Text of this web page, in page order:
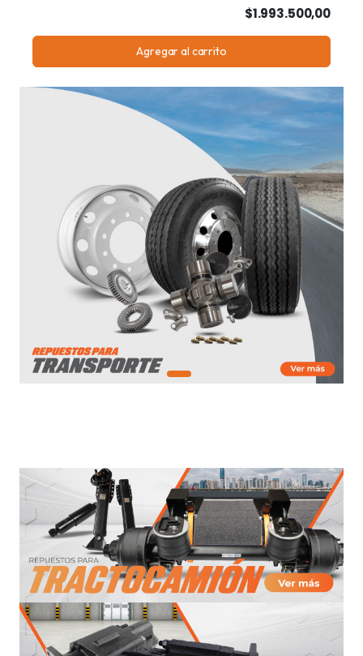
$1.993.500,00
Agregar al carrito